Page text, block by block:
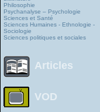
Philosophie
Psychanalyse – Psychologie
Sciences et Santé
Sciences Humaines - Ethnologie -
Sociologie
Sciences politiques et sociales
Articles
VOD